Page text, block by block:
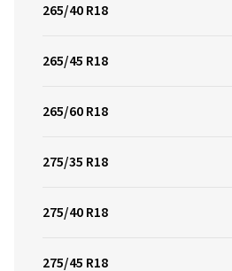
265/40 R18
265/45 R18
265/60 R18
275/35 R18
275/40 R18
275/45 R18